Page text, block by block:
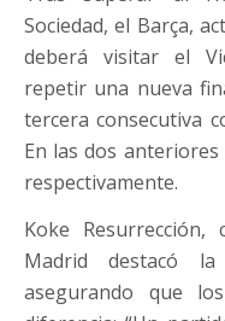
Sociedad, el Barça,
deberá visitar el
repetir una nueva
tercera consecutiva
En las dos
respectivamente.
Koke Resurrección,
Madrid destacó
asegurando que